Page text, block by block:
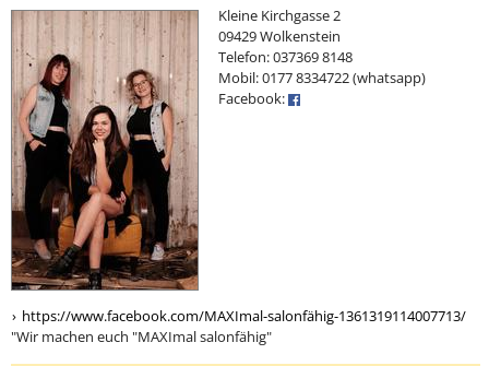
Kleine Kirchgasse 2
09429 Wolkenstein
Telefon: 037369 8148
Mobil: 0177 8334722 (whatsapp)
Facebook:
https://www.facebook.com/MAXImal-salonfähig-1361319114007713/
"Wir machen euch "MAXImal salonfähig"